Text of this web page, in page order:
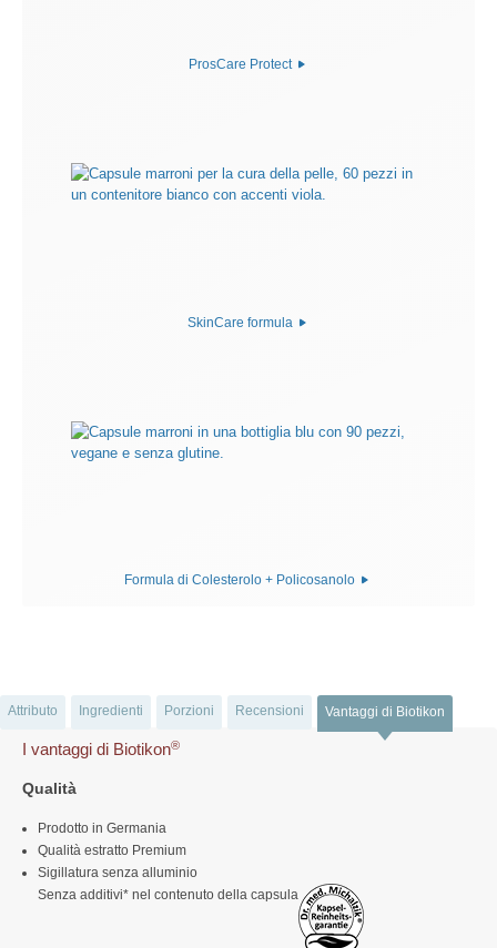
ProsCare Protect
SkinCare formula
Formula di Colesterolo + Policosanolo
Attributo Ingredienti Porzioni Recensioni Vantaggi di Biotikon
I vantaggi di Biotikon®
Qualità
Prodotto in Germania
Qualità estratto Premium
Sigillatura senza alluminio
Senza additivi* nel contenuto della capsula